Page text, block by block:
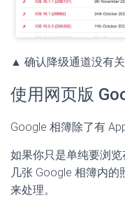
▲ 确认降级通道没有
使用网页版
Google 相簿除了有
如果你只是单纯要浏
几张 Google 相簿内
来处理。